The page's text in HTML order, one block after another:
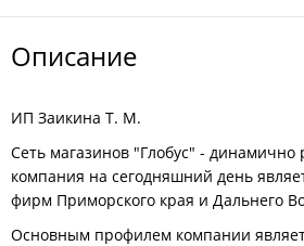
Описание
ИП Заикина Т. М.
Сеть магазинов "Глобус" -
компания на сегодняшний день
фирм Приморского края и Дальнего
Основным профилем компании